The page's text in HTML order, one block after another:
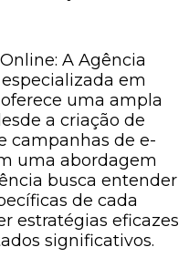
A Agência
em
uma ampla
a criação de
campanhas de e-
uma abordagem
busca entender
de cada
estratégias eficazes
significativos.